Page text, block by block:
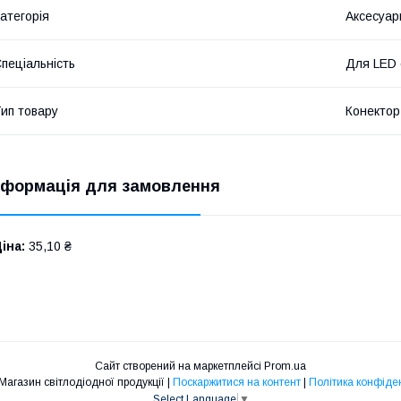
Для LED
товару Конектор
для замовлення
35,10 ₴
Сайт створений на маркетплейсі Prom.ua
"МІРА" | Магазин світлодіодної продукції | Поскаржитися на контент | Політика